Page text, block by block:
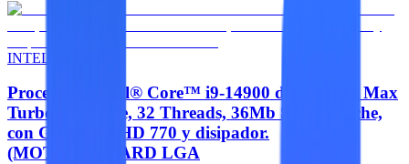
INTEL
Procesador Intel® Core™ i9-14900 de 5.8 GHz Max
Turbo - 24 Core, 32 Threads, 36Mb Smart Cache,
con Gráficos UHD 770 y disipador.
(MOTHERBOARD LGA